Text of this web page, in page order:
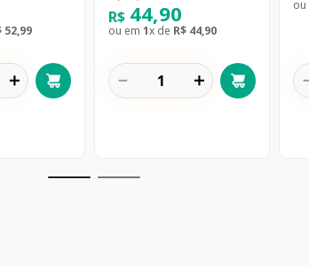
52,99
＋
R$ 44,90
ou em 1x de R$ 44,90
＋
－
ou